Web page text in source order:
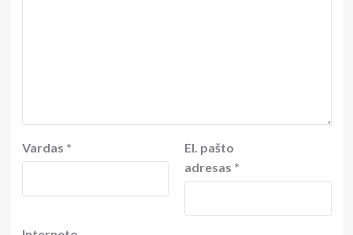
Vardas *
El. pašto
adresas *